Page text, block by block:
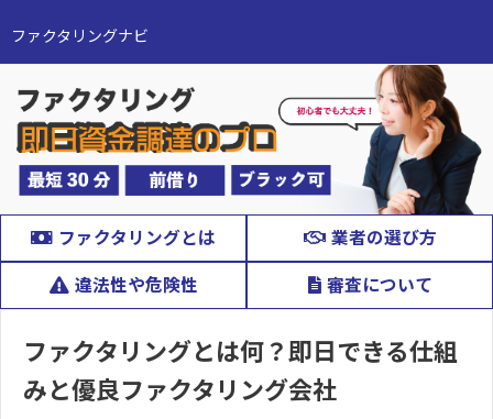
ファクタリングナビ
ファクタリングとは 業者の選び方
違法性や危険性 審査について
ファクタリングとは何？即日できる仕組
みと優良ファクタリング会社